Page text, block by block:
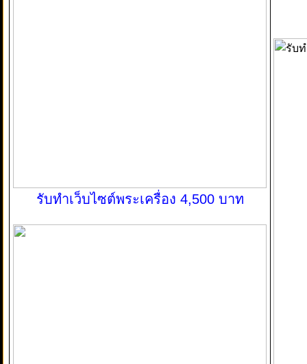
รับทำเว็บไซต์พระเครื่อง 4,500 บาท